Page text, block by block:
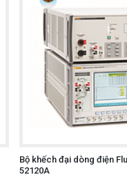
Bộ khếch đại dòng điện
52120A